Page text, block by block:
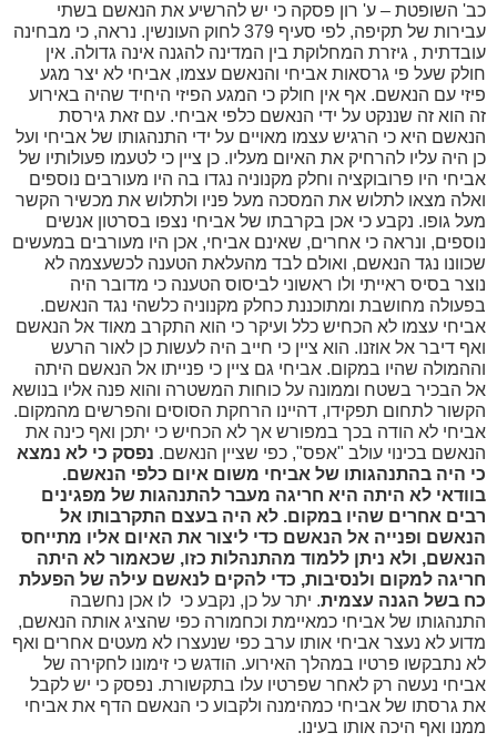
השופטת – ע' רון פסקה כי יש להרשיע את הנאשם בשתי
עבירות של תקיפה, לפי סעיף 379 לחוק העונשין. נראה, כי מבחינה
, גיזרת המחלוקת בין המדינה להגנה אינה גדולה. אין
שעל פי גרסאות אביחי והנאשם עצמו, אביחי לא יצר מגע
עם הנאשם. אף אין חולק כי המגע הפיזי היחיד שהיה באירוע
הוא זה שננקט על ידי הנאשם כלפי אביחי. עם זאת גירסת
היא כי הרגיש עצמו מאויים על ידי התנהגותו של אביחי ועל
היה עליו להרחיק את האיום מעליו. כן ציין כי לטעמו פעולותיו של
היו פרובוקציה וחלק מקנוניה נגדו בה היו מעורבים נוספים
מצאו לתלוש את המסכה מעל פניו ולתלוש את מכשיר הקשר
גופו. נקבע כי אכן בקרבתו של אביחי נצפו בסרטון אנשים
ונראה כי אחרים, שאינם אביחי, אכן היו מעורבים במעשים
נגד הנאשם, ואולם לבד מהעלאת הטענה לכשעצמה לא
בסיס ראייתי ולו ראשוני לביסוס הטענה כי מדובר היה
מחושבת ומתוכננת כחלק מקנוניה כלשהי נגד הנאשם.
עצמו לא הכחיש כלל ועיקר כי הוא התקרב מאוד אל הנאשם
דיבר אל אוזנו. הוא ציין כי חייב היה לעשות כן לאור הרעש
שהיו במקום. אביחי גם ציין כי פנייתו אל הנאשם היתה
הבכיר בשטח וממונה על כוחות המשטרה והוא פנה אליו בנושא
לתחום תפקידו, דהיינו הרחקת הסוסים והפרשים מהמקום.
לא הודה בכך במפורש אך לא הכחיש כי יתכן ואף כינה את
בכינוי עולב "אפס", כפי שציין הנאשם.נפסק כי לא נמצא
היה בהתנהגותו של אביחי משום איום כלפי הנאשם.
לא היתה היא חריגה מעבר להתנהגות של מפגינים
אחרים שהיו במקום. לא היה בעצם התקרבותו אל
ופנייה אל הנאשם כדי ליצור את האיום אליו מתייחס
ולא ניתן ללמוד מהתנהלות כזו, שכאמור לא היתה
למקום ולנסיבות, כדי להקים לנאשם עילה של הפעלת
בשל הגנה עצמית. יתר על כן, נקבע כי לו אכן נחשבה
של אביחי כמאיימת וכחמורה כפי שהציג אותה הנאשם,
לא נעצר אביחי אותו ערב כפי שנעצרו לא מעטים אחרים ואף
נתבקשו פרטיו במהלך האירוע. הודגש כי זימונו לחקירה של
נעשה רק לאחר שפרטיו עלו בתקשורת. נפסק כי יש לקבל
גרסתו של אביחי כמהימנה ולקבוע כי הנאשם הדף את אביחי
ואף היכה אותו בעינו.